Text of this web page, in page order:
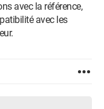
avec la référence,
avec les